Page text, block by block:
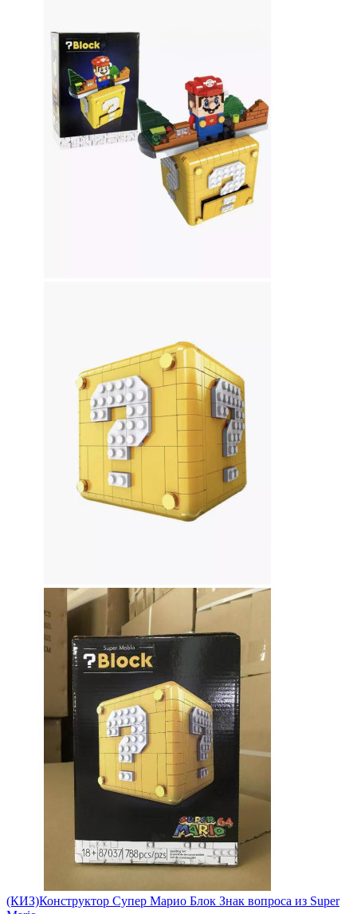
(КИЗ)Конструктор Супер Марио Блок Знак вопроса из Super